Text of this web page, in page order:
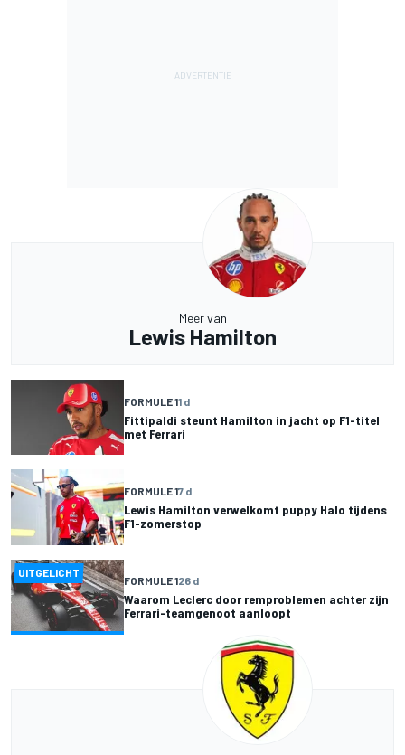
Meer van
Lewis Hamilton
FORMULE 11 d
Fittipaldi steunt Hamilton in jacht op F1-titel
met Ferrari
FORMULE 17 d
Lewis Hamilton verwelkomt puppy Halo tijdens
F1-zomerstop
UITGELICHT
FORMULE 126 d
Waarom Leclerc door remproblemen achter zijn
Ferrari-teamgenoot aanloopt